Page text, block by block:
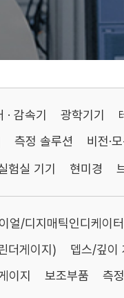
· 감속기 광학기기
측정 솔루션
비전·
험실 기기 현미경
얼/디지매틱인디케이터
더게이지) 뎁스/깊이
이지 보조부품 측정